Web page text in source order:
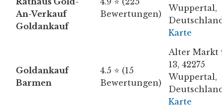
An-Verkauf
Goldankauf
Bewertungen)
Wuppertal,
Karte
Goldankauf
Barmen
4.5 ⭐ (15
Bewertungen)
Alter Markt
13, 42275
Wuppertal,
Karte